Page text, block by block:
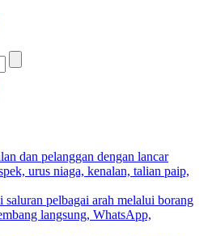
dan pelanggan dengan lancar
urus niaga, kenalan, talian paip,
saluran pelbagai arah melalui borang
langsung, WhatsApp,